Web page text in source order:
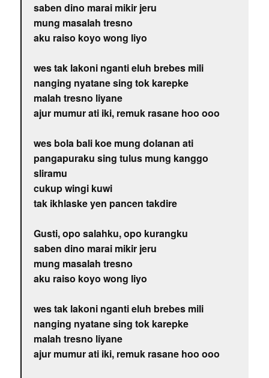
saben dino marai mikir jeru
mung masalah tresno
aku raiso koyo wong liyo
wes tak lakoni nganti eluh brebes mili
nanging nyatane sing tok karepke
malah tresno liyane
ajur mumur ati iki, remuk rasane hoo ooo
wes bola bali koe mung dolanan ati
pangapuraku sing tulus mung kanggo
sliramu
cukup wingi kuwi
tak ikhlaske yen pancen takdire
Gusti, opo salahku, opo kurangku
saben dino marai mikir jeru
mung masalah tresno
aku raiso koyo wong liyo
wes tak lakoni nganti eluh brebes mili
nanging nyatane sing tok karepke
malah tresno liyane
ajur mumur ati iki, remuk rasane hoo ooo